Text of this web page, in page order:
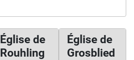
Église de
Rouhling
Église de
Grosblied